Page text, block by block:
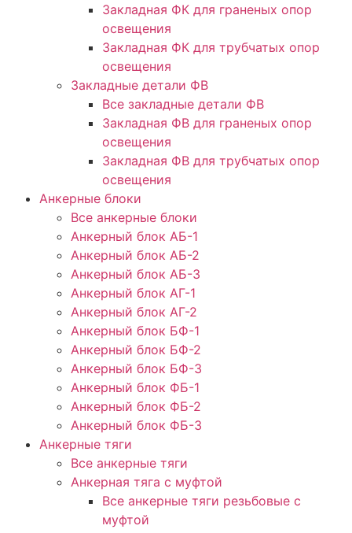
Закладная ФК для граненых опор
освещения
Закладная ФК для трубчатых опор
освещения
Закладные детали ФВ
Все закладные детали ФВ
Закладная ФВ для граненых опор
освещения
Закладная ФВ для трубчатых опор
освещения
Анкерные блоки
Все анкерные блоки
Анкерный блок АБ-1
Анкерный блок АБ-2
Анкерный блок АБ-3
Анкерный блок АГ-1
Анкерный блок АГ-2
Анкерный блок БФ-1
Анкерный блок БФ-2
Анкерный блок БФ-3
Анкерный блок ФБ-1
Анкерный блок ФБ-2
Анкерный блок ФБ-3
Анкерные тяги
Все анкерные тяги
Анкерная тяга с муфтой
Все анкерные тяги резьбовые с
муфтой